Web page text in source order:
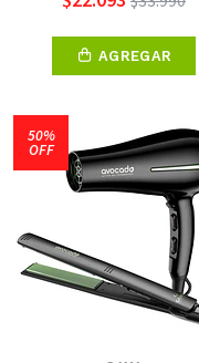
AGREGAR
50%
OFF